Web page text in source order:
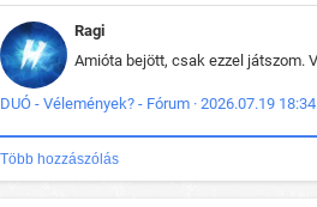
Ragi
DUÓ - Vélemények? - Fórum · 2026.07.19 18:34
Több hozzászólás